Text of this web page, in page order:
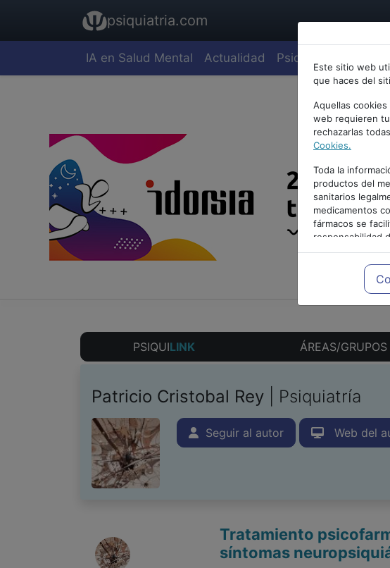
psiquiatria.com
IA en Salud Mental Actualidad Psiquiatría
Este sitio web
que haces del
Aquellas
web requieren
rechazarlas
Cookies.
Toda la
productos del
sanitarios
medicamentos
fármacos se
responsabilidad
medicamentos y
adecuado a las
PSIQUILINK ÁREAS/GRUPOS
Patricio Cristobal Rey | Psiquiatría
Seguir al autor Web del
Tratamiento
síntomas